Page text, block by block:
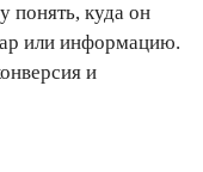
понять, куда он
или информацию.
и